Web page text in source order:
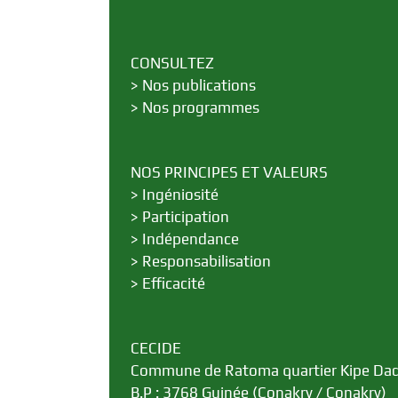
CONSULTEZ
> Nos publications
> Nos programmes
NOS PRINCIPES ET VALEURS
> Ingéniosité
> Participation
> Indépendance
> Responsabilisation
> Efficacité
CECIDE
Commune de Ratoma quartier Kipe
B.P : 3768 Guinée (Conakry / Conakry)